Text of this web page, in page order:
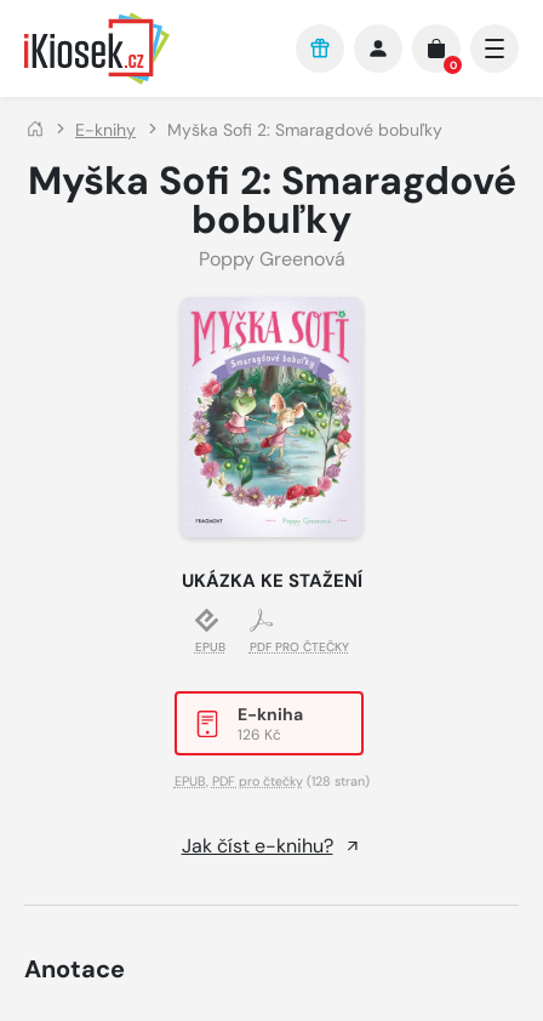
Přejít na hlavní obsah
0
E-knihy Myška Sofi 2: Smaragdové bobuľky
Myška Sofi 2: Smaragdové
bobuľky
Poppy Greenová
UKÁZKA KE STAŽENÍ
EPUB PDF PRO ČTEČKY
E-kniha
126 Kč
EPUB, PDF pro čtečky(128 stran)
Jak číst e-knihu?
Anotace